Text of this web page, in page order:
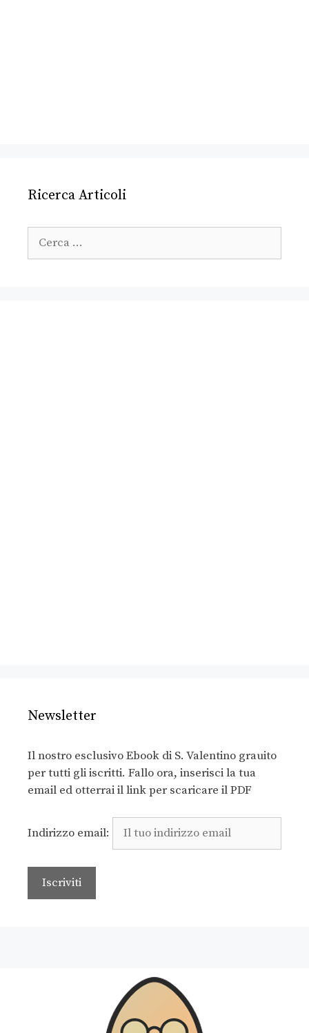
Ricerca Articoli
Newsletter
Il nostro esclusivo Ebook di S. Valentino grauito
per tutti gli iscritti. Fallo ora, inserisci la tua
email ed otterrai il link per scaricare il PDF
Indirizzo email: